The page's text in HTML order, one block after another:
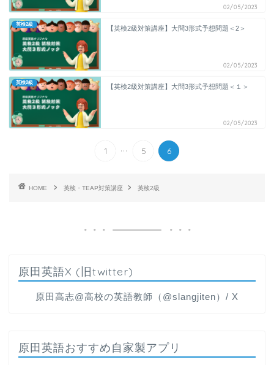
02/05/2023
英検2級
【英検2級対策講座】大問3形式予想問題＜2＞
02/05/2023
英検2級
【英検2級対策講座】大問3形式予想問題＜１＞
02/05/2023
1 ... 5 6
HOME 英検・TEAP対策講座 英検2級
原田英語X (旧twitter)
原田高志@高校の英語教師（@slangjiten）/ X
原田英語おすすめ自家製アプリ